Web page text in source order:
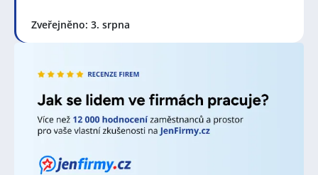
Zveřejněno: 3. srpna